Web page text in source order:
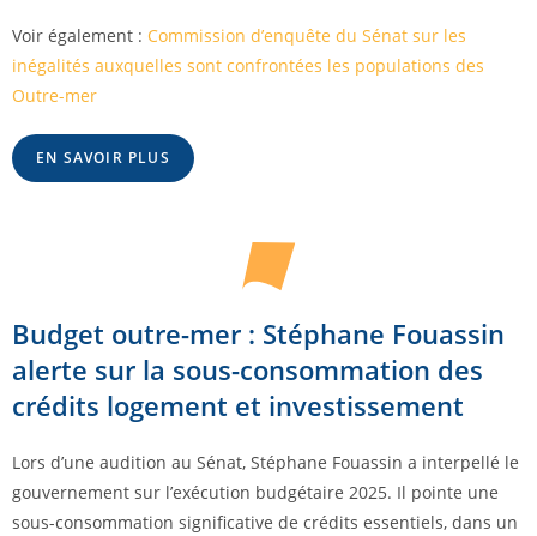
Voir également : Commission d’enquête du Sénat sur les
inégalités auxquelles sont confrontées les populations des
Outre-mer
EN SAVOIR PLUS
Budget outre-mer : Stéphane Fouassin
alerte sur la sous-consommation des
crédits logement et investissement
Lors d’une audition au Sénat, Stéphane Fouassin a interpellé le
gouvernement sur l’exécution budgétaire 2025. Il pointe une
sous-consommation significative de crédits essentiels, dans un